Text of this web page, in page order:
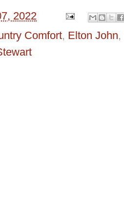
2022
Comfort, Elton John,